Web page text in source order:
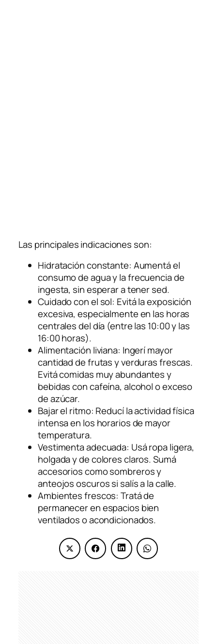
Las principales indicaciones son:
Hidratación constante: Aumentá el
consumo de agua y la frecuencia de
ingesta, sin esperar a tener sed.
Cuidado con el sol: Evitá la exposición
excesiva, especialmente en las horas
centrales del día (entre las 10:00 y las
16:00 horas).
Alimentación liviana: Ingerí mayor
cantidad de frutas y verduras frescas.
Evitá comidas muy abundantes y
bebidas con cafeína, alcohol o exceso
de azúcar.
Bajar el ritmo: Reducí la actividad física
intensa en los horarios de mayor
temperatura.
Vestimenta adecuada: Usá ropa ligera,
holgada y de colores claros. Sumá
accesorios como sombreros y
anteojos oscuros si salís a la calle.
Ambientes frescos: Tratá de
permanecer en espacios bien
ventilados o acondicionados.